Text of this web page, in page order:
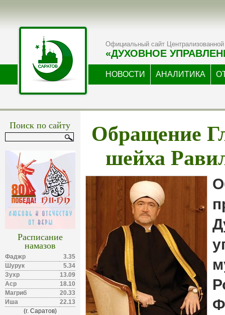
Официальный сайт Централизованной
«ДУХОВНОЕ
НОВОСТИ АНАЛИТИКА
Поиск по сайту
Расписание
намазов
Фаджр
3.35
Шурук
5.34
Зухр
13.09
Аср
18.10
Магриб
20.33
Иша
22.13
(г. Саратов)
Обращение
шейха